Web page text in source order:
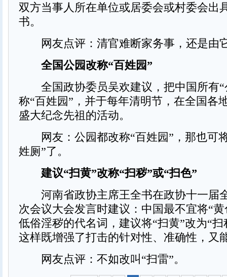
双方当事人所在单位或居委会或村委会出
书。
网友点评：清官难断家务事，还是由
全国公园改称“百姓园”
全国政协委员吴欢建议，把中国所有“
称“百姓园”，并于每年清明节，在全国各
盛大纪念先祖的活动。
网友：公园都改称“百姓园”，那也可
姓厕”了。
建议“扫黄”改称“扫秽”或“扫色”
河南省政协主席王全书在政协十一届
次会议大会发言时建议：中国最不宜将“
低俗淫秽的代名词，建议将“扫黄”改为“扫
这样既增强了打击的针对性、准确性，又
网友点评：不如改叫“扫雷”。